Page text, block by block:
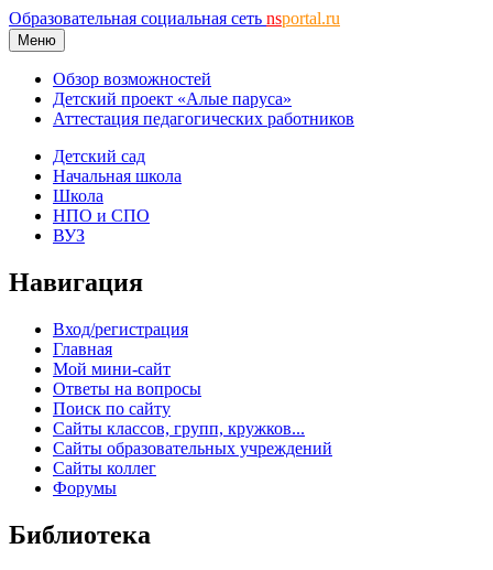
Образовательная социальная сеть nsportal.ru
Меню
Обзор возможностей
Детский проект «Алые паруса»
Аттестация педагогических работников
Детский сад
Начальная школа
Школа
НПО и СПО
ВУЗ
Навигация
Вход/регистрация
Главная
Мой мини-сайт
Ответы на вопросы
Поиск по сайту
Сайты классов, групп, кружков...
Сайты образовательных учреждений
Сайты коллег
Форумы
Библиотека